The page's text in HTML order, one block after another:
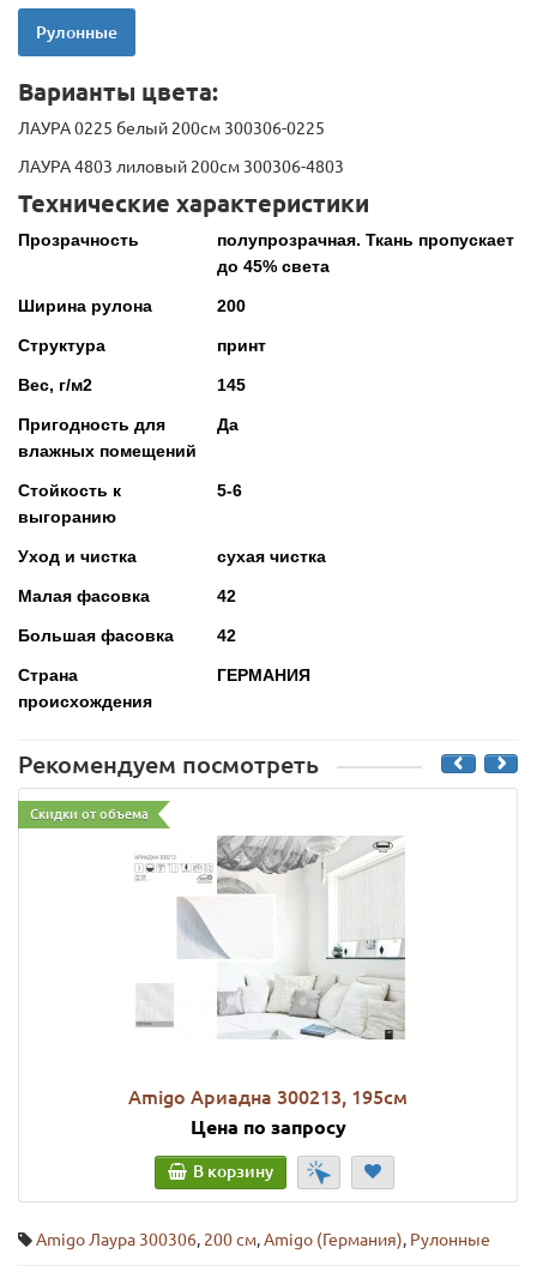
Рулонные
Варианты цвета:
ЛАУРА 0225 белый 200см 300306-0225
ЛАУРА 4803 лиловый 200см 300306-4803
Технические характеристики
Прозрачность
полупрозрачная. Ткань пропускает
до 45% света
Ширина рулона 200
Структура принт
Вес, г/м2 145
Пригодность для
влажных помещений
Да
Стойкость к
выгоранию
5-6
Уход и чистка сухая чистка
Малая фасовка 42
Большая фасовка 42
Страна
происхождения
ГЕРМАНИЯ
Рекомендуем посмотреть
Скидки от объема
Amigo Ариадна 300213, 195см
Цена по запросу
В корзину
Amigo Лаура 300306, 200 см,Amigo (Германия), Рулонные